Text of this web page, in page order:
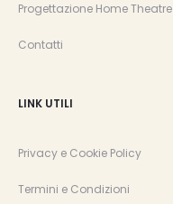
Progettazione Home Theatre
Contatti
LINK UTILI
Privacy e Cookie Policy
Termini e Condizioni